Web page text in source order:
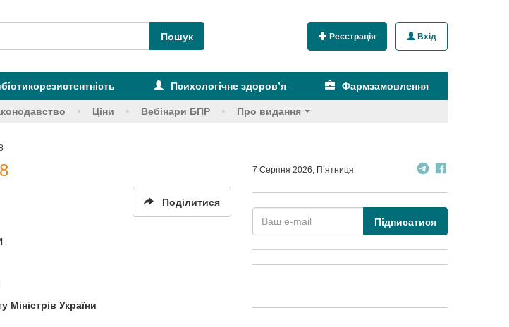
Реєстрація Вхід
Психологічне здоров’я Фармзамовлення
Ціни Вебінари БПР Про видання
Поділитися
Міністрів України
7 Серпня 2026, П’ятниця
Підписатися